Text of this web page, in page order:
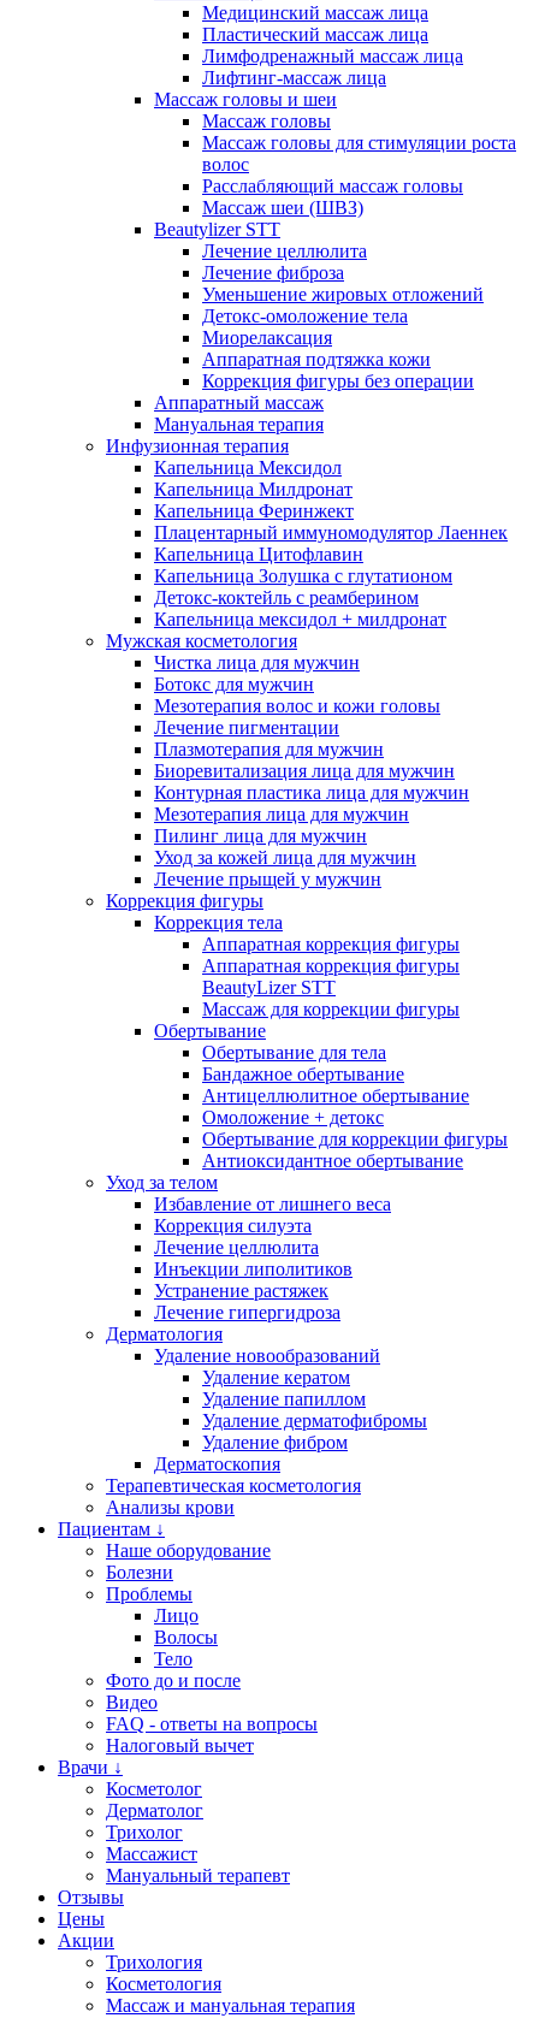
Медицинский массаж лица
Пластический массаж лица
Лимфодренажный массаж лица
Лифтинг-массаж лица
Массаж головы и шеи
Массаж головы
Массаж головы для стимуляции роста
волос
Расслабляющий массаж головы
Массаж шеи (ШВЗ)
Beautylizer STT
Лечение целлюлита
Лечение фиброза
Уменьшение жировых отложений
Детокс-омоложение тела
Миорелаксация
Аппаратная подтяжка кожи
Коррекция фигуры без операции
Аппаратный массаж
Мануальная терапия
Инфузионная терапия
Капельница Мексидол
Капельница Милдронат
Капельница Феринжект
Плацентарный иммуномодулятор Лаеннек
Капельница Цитофлавин
Капельница Золушка с глутатионом
Детокс-коктейль с реамберином
Капельница мексидол + милдронат
Мужская косметология
Чистка лица для мужчин
Ботокс для мужчин
Мезотерапия волос и кожи головы
Лечение пигментации
Плазмотерапия для мужчин
Биоревитализация лица для мужчин
Контурная пластика лица для мужчин
Мезотерапия лица для мужчин
Пилинг лица для мужчин
Уход за кожей лица для мужчин
Лечение прыщей у мужчин
Коррекция фигуры
Коррекция тела
Аппаратная коррекция фигуры
Аппаратная коррекция фигуры
BeautyLizer STT
Массаж для коррекции фигуры
Обертывание
Обертывание для тела
Бандажное обертывание
Антицеллюлитное обертывание
Омоложение + детокс
Обертывание для коррекции фигуры
Антиоксидантное обертывание
Уход за телом
Избавление от лишнего веса
Коррекция силуэта
Лечение целлюлита
Инъекции липолитиков
Устранение растяжек
Лечение гипергидроза
Дерматология
Удаление новообразований
Удаление кератом
Удаление папиллом
Удаление дерматофибромы
Удаление фибром
Дерматоскопия
Терапевтическая косметология
Анализы крови
Пациентам ↓
Наше оборудование
Болезни
Проблемы
Лицо
Волосы
Тело
Фото до и после
Видео
FAQ - ответы на вопросы
Налоговый вычет
Врачи ↓
Косметолог
Дерматолог
Трихолог
Массажист
Мануальный терапевт
Отзывы
Цены
Акции
Трихология
Косметология
Массаж и мануальная терапия